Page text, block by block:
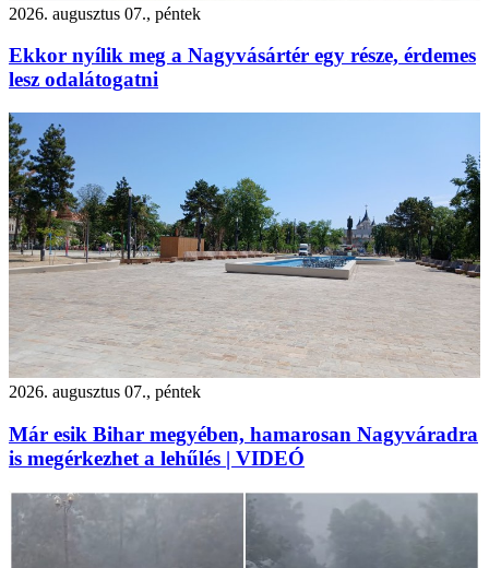
2026. augusztus 07., péntek
Ekkor nyílik meg a Nagyvásártér egy része, érdemes
lesz odalátogatni
2026. augusztus 07., péntek
Már esik Bihar megyében, hamarosan Nagyváradra
is megérkezhet a lehűlés | VIDEÓ